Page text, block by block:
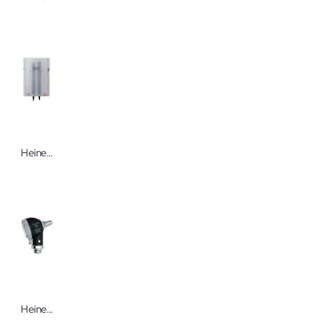
Heine AllSpec Tip-Spender
Heine Mini 3000 LED F.O. Otoskop ohne Griff und Zubehör